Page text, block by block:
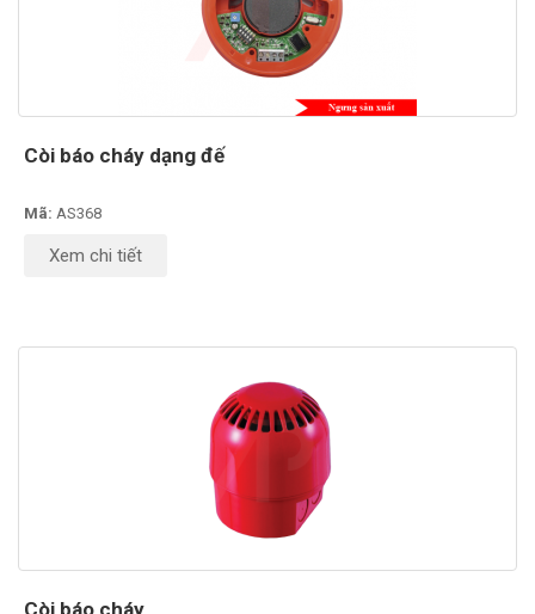
Còi báo cháy dạng đế
Mã: AS368
Xem chi tiết